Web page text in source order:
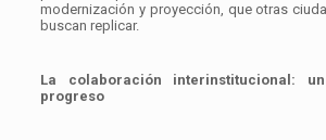
modernización y proyección, que otras
buscan replicar.
La colaboración interinstitucional:
progreso